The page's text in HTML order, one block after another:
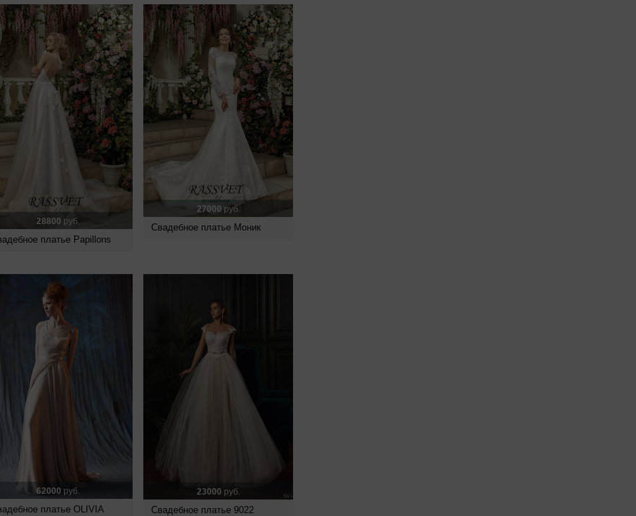
28800 руб.
платье Papillons
27000 руб.
Свадебное платье Моник
62000 руб.
платье OLIVIA
23000 руб.
Свадебное платье 9022